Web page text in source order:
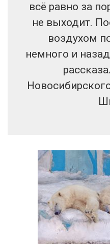
всё равно за
не выходит.
воздухом
немного и